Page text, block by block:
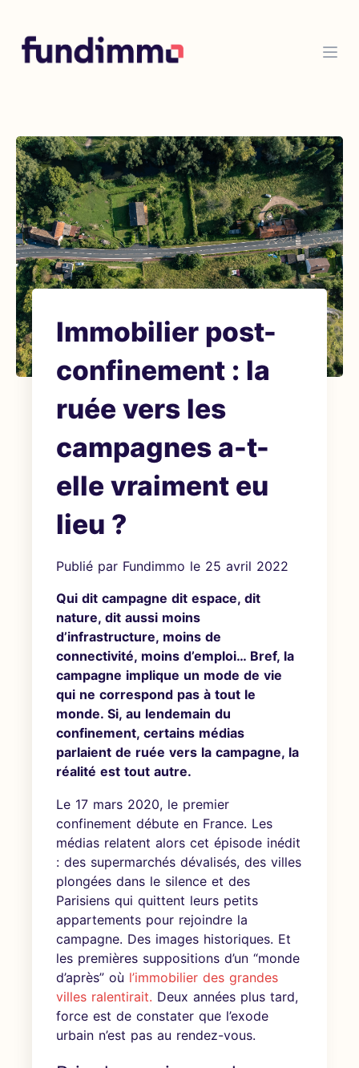
Immobilier post-
confinement : la
ruée vers les
campagnes a-t-
elle vraiment eu
lieu ?
Publié par Fundimmo le 25 avril 2022
Qui dit campagne dit espace, dit
nature, dit aussi moins
d’infrastructure, moins de
connectivité, moins d’emploi… Bref, la
campagne implique un mode de vie
qui ne correspond pas à tout le
monde. Si, au lendemain du
confinement, certains médias
parlaient de ruée vers la campagne, la
réalité est tout autre.
Le 17 mars 2020, le premier
confinement débute en France. Les
médias relatent alors cet épisode inédit
: des supermarchés dévalisés, des villes
plongées dans le silence et des
Parisiens qui quittent leurs petits
appartements pour rejoindre la
campagne. Des images historiques. Et
les premières suppositions d’un “monde
d’après” où l’immobilier des grandes
villes ralentirait. Deux années plus tard,
force est de constater que l’exode
urbain n’est pas au rendez-vous.